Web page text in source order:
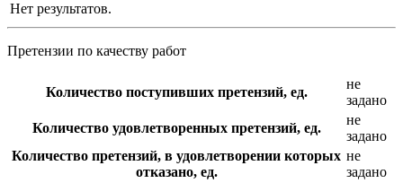
Нет результатов.
Претензии по качеству работ
Количество поступивших претензий, ед.
не
задано
Количество удовлетворенных претензий, ед.
не
задано
Количество претензий, в удовлетворении которых
отказано, ед.
не
задано